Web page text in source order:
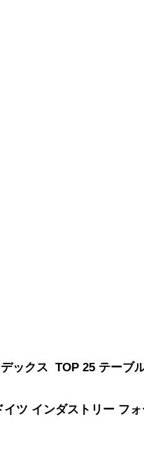
ックス  TOP 25 テーブ
イツ インダストリー フ